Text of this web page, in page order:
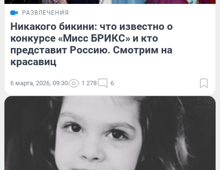
РАЗВЛЕЧЕНИЯ
Никакого бикини: что известно о
конкурсе «Мисс БРИКС» и кто
представит Россию. Смотрим на
красавиц
6 марта, 2026, 09:30 1 278 6